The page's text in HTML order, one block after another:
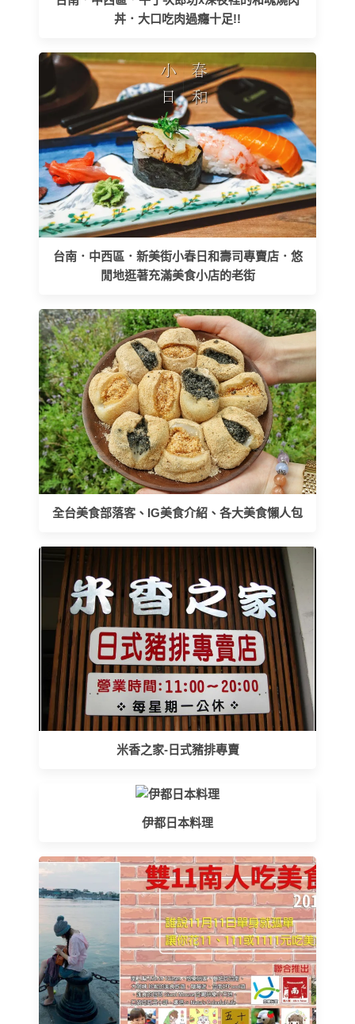
丼．大口吃肉過癮十足!!
台南．中西區．新美街小春日和壽司專賣店．悠
閒地逛著充滿美食小店的老街
全台美食部落客、IG美食介紹、各大美食懶人包
米香之家-日式豬排專賣
伊都日本料理